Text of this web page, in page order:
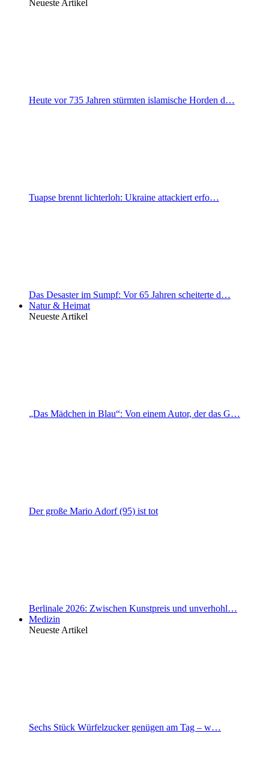
Neueste Artikel
Heute vor 735 Jahren stürmten islamische Horden d…
Tuapse brennt lichterloh: Ukraine attackiert erfo…
Das Desaster im Sumpf: Vor 65 Jahren scheiterte d…
Natur & Heimat
Neueste Artikel
„Das Mädchen in Blau“: Von einem Autor, der das G…
Der große Mario Adorf (95) ist tot
Berlinale 2026: Zwischen Kunstpreis und unverhohl…
Medizin
Neueste Artikel
Sechs Stück Würfelzucker genügen am Tag – w…